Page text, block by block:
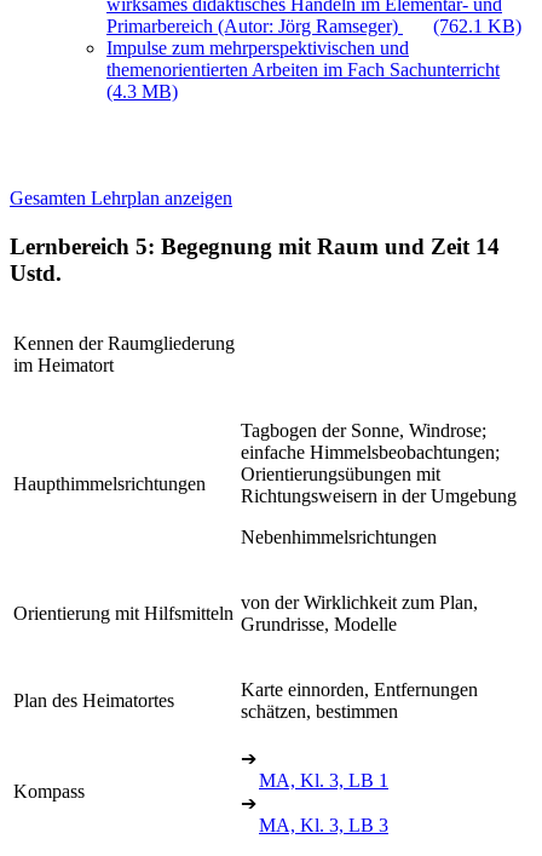
wirksames didaktisches Handeln im Elementar- und
Primarbereich (Autor: Jörg Ramseger)
(762.1 KB)
Impulse zum mehrperspektivischen und
themenorientierten Arbeiten im Fach Sachunterricht
(4.3 MB)
Gesamten Lehrplan anzeigen
Lernbereich 5: Begegnung mit Raum und Zeit 14
Ustd.
Kennen der Raumgliederung
im Heimatort
Haupthimmelsrichtungen
Tagbogen der Sonne, Windrose;
einfache Himmelsbeobachtungen;
Orientierungsübungen mit
Richtungsweisern in der Umgebung
Nebenhimmelsrichtungen
Orientierung mit Hilfsmitteln
von der Wirklichkeit zum Plan,
Grundrisse, Modelle
Plan des Heimatortes
Karte einnorden, Entfernungen
schätzen, bestimmen
Kompass
➔
MA, Kl. 3, LB 1
➔
MA, Kl. 3, LB 3